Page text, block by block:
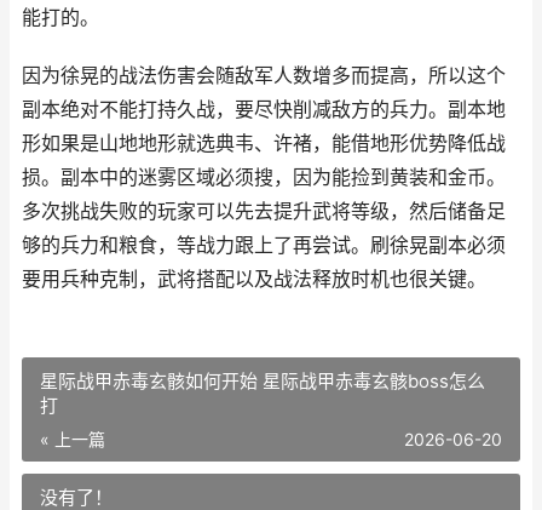
能打的。
因为徐晃的战法伤害会随敌军人数增多而提高，所以这个
副本绝对不能打持久战，要尽快削减敌方的兵力。副本地
形如果是山地地形就选典韦、许褚，能借地形优势降低战
损。副本中的迷雾区域必须搜，因为能捡到黄装和金币。
多次挑战失败的玩家可以先去提升武将等级，然后储备足
够的兵力和粮食，等战力跟上了再尝试。刷徐晃副本必须
要用兵种克制，武将搭配以及战法释放时机也很关键。
星际战甲赤毒玄骸如何开始 星际战甲赤毒玄骸boss怎么
打
« 上一篇 2026-06-20
没有了！